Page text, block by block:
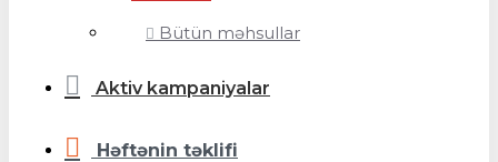
Bütün məhsullar
Aktiv kampaniyalar
Həftənin təklifi